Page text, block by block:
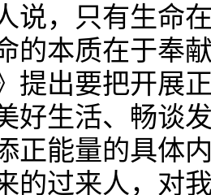
说，只有生命
的本质在于奉
提出要把开展
好生活、畅谈
正能量的具体
的过来人，对